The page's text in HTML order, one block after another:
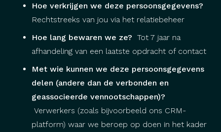
Hoe verkrijgen we deze persoonsgegevens?
Rechtstreeks van jou via het relatiebeheer
Hoe lang bewaren we ze? Tot 7 jaar na
afhandeling van een laatste opdracht of contact
Met wie kunnen we deze persoonsgegevens
delen (andere dan de verbonden en
geassocieerde vennootschappen)?
Verwerkers (zoals bijvoorbeeld ons CRM-
platform) waar we beroep op doen in het kader